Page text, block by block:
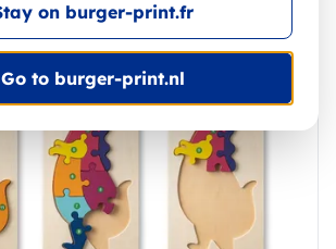
on burger-print.fr
Go to burger-print.nl